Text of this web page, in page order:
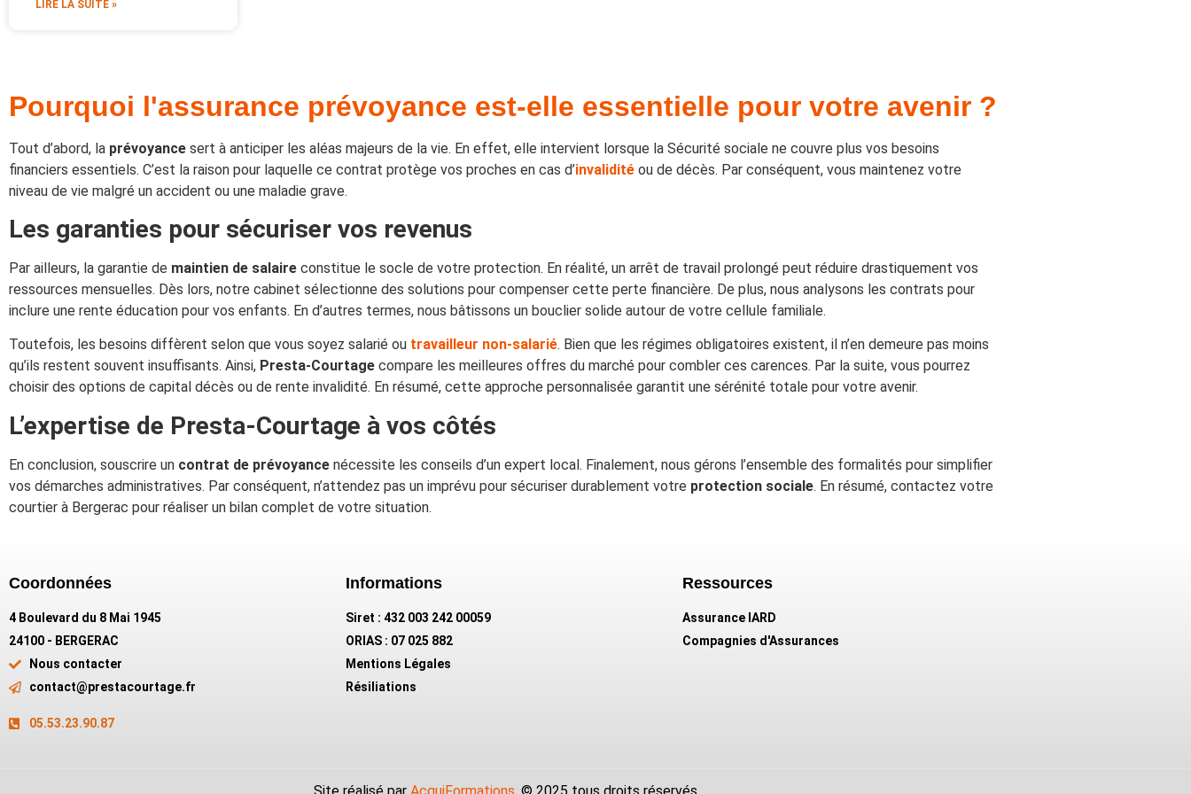
LIRE LA SUITE »
Pourquoi l'assurance prévoyance est-elle essentielle pour votre avenir ?
Tout d’abord, la prévoyance sert à anticiper les aléas majeurs de la vie. En effet, elle intervient lorsque la Sécurité sociale ne couvre plus vos besoins
financiers essentiels. C’est la raison pour laquelle ce contrat protège vos proches en cas d’invalidité ou de décès. Par conséquent, vous maintenez votre
niveau de vie malgré un accident ou une maladie grave.
Les garanties pour sécuriser vos revenus
Par ailleurs, la garantie de maintien de salaire constitue le socle de votre protection. En réalité, un arrêt de travail prolongé peut réduire drastiquement vos
ressources mensuelles. Dès lors, notre cabinet sélectionne des solutions pour compenser cette perte financière. De plus, nous analysons les contrats pour
inclure une rente éducation pour vos enfants. En d’autres termes, nous bâtissons un bouclier solide autour de votre cellule familiale.
Toutefois, les besoins diffèrent selon que vous soyez salarié ou travailleur non-salarié. Bien que les régimes obligatoires existent, il n’en demeure pas moins
qu’ils restent souvent insuffisants. Ainsi, Presta-Courtage compare les meilleures offres du marché pour combler ces carences. Par la suite, vous pourrez
choisir des options de capital décès ou de rente invalidité. En résumé, cette approche personnalisée garantit une sérénité totale pour votre avenir.
L’expertise de Presta-Courtage à vos côtés
En conclusion, souscrire un contrat de prévoyance nécessite les conseils d’un expert local. Finalement, nous gérons l’ensemble des formalités pour simplifier
vos démarches administratives. Par conséquent, n’attendez pas un imprévu pour sécuriser durablement votre protection sociale. En résumé, contactez votre
courtier à Bergerac pour réaliser un bilan complet de votre situation.
Coordonnées
4 Boulevard du 8 Mai 1945
24100 - BERGERAC
Nous contacter
contact@prestacourtage.fr
05.53.23.90.87
Informations
Siret : 432 003 242 00059
ORIAS : 07 025 882
Mentions Légales
Résiliations
Ressources
Assurance IARD
Compagnies d'Assurances